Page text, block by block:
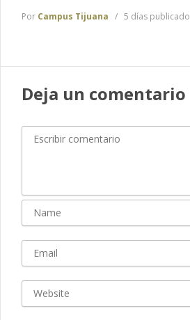
Por Campus Tijuana 5 días publicado
Deja un comentario